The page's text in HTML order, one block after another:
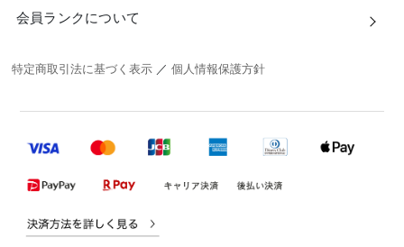
会員ランクについて
特定商取引法に基づく表示 ／個人情報保護方針